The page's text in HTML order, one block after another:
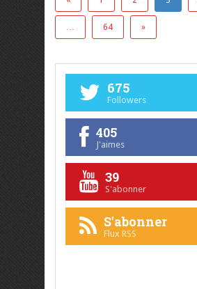
… 64 »
675
Followers
405
J'aimes
39
S'abonner
S'abonner
Flux RSS